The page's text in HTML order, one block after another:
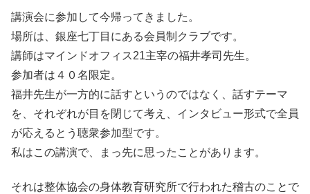
講演会に参加して今帰ってきました。
場所は、銀座七丁目にある会員制クラブです。
講師はマインドオフィス21主宰の福井孝司先生。
参加者は４０名限定。
福井先生が一方的に話すというのではなく、話すテーマ
を、それぞれが目を閉じて考え、インタビュー形式で全員
が応えるとう聴衆参加型です。
私はこの講演で、まっ先に思ったことがあります。
それは整体協会の身体教育研究所で行われた稽古のことで